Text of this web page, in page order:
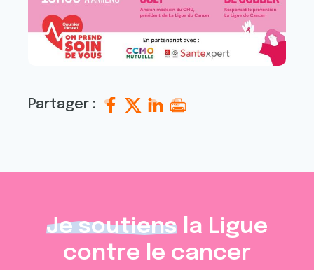
Partager :
Je soutiens la Ligue
contre le cancer